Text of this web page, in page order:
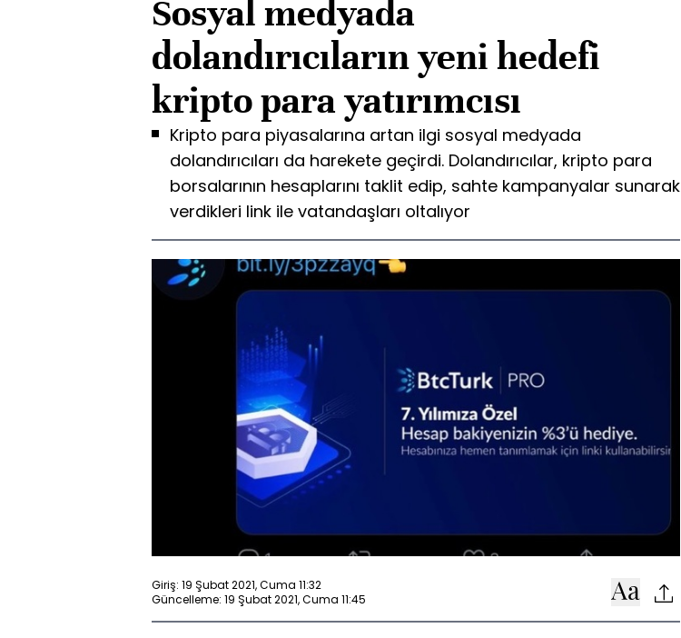
Sosyal medyada
dolandırıcıların yeni hedefi
kripto para yatırımcısı
Kripto para piyasalarına artan ilgi sosyal medyada
dolandırıcıları da harekete geçirdi. Dolandırıcılar, kripto para
borsalarının hesaplarını taklit edip, sahte kampanyalar sunarak
verdikleri link ile vatandaşları oltalıyor
Giriş: 19 Şubat 2021, Cuma 11:32
Güncelleme: 19 Şubat 2021, Cuma 11:45